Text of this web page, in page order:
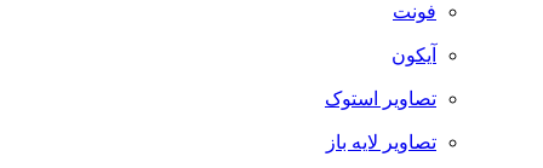
فونت
آیکون
تصاویر استوک
تصاویر لایه باز